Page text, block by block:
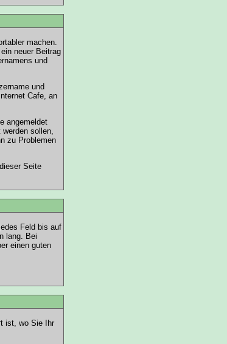
machen.
neuer Beitrag
und
und
Cafe, an
angemeldet
sollen,
zu Problemen
dieser Seite
Feld bis auf
lang. Bei
einen guten
ist, wo Sie Ihr